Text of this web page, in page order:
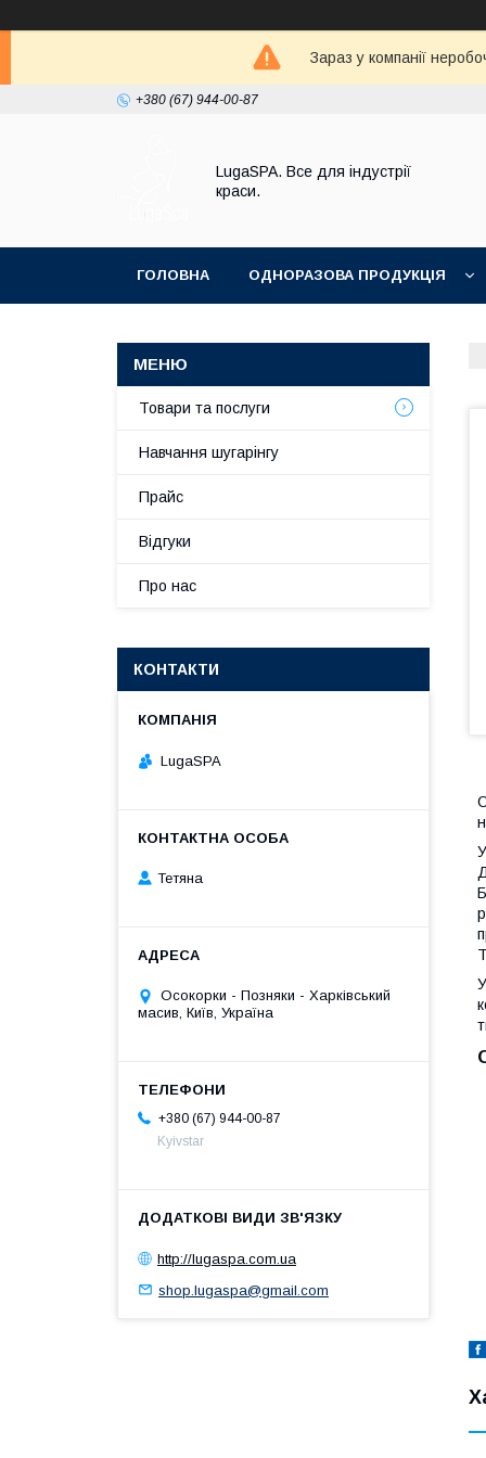
Зараз у компанії
+380 (67) 944-00-87
LugaSPA. Все для індустрії
краси.
ГОЛОВНА ОДНОРАЗОВА ПРОДУКЦІЯ
Товари та послуги
Навчання шугарінгу
Прайс
Відгуки
Про нас
КОНТАКТИ
LugaSPA
Тетяна
Осокорки - Позняки - Харківський
масив, Київ, Україна
+380 (67) 944-00-87
Kyivstar
http://lugaspa.com.ua
shop.lugaspa@gmail.com